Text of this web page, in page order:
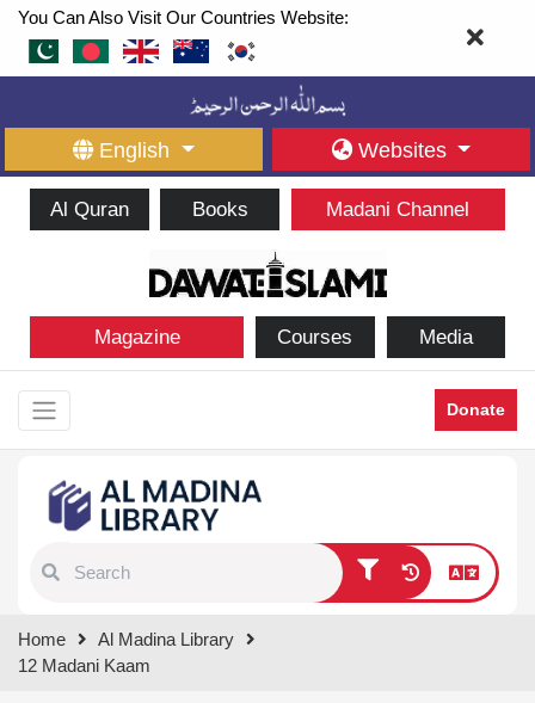
You Can Also Visit Our Countries Website:
English Websites
Al Quran Books Madani Channel
Magazine Courses Media
Donate
results.
Home
Al Madina Library
12 Madani Kaam